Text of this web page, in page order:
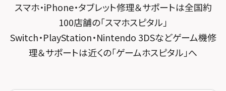
スマホスピタル 神田
スマホスピタル三軒茶屋
スマホスピタル秋葉原
スマホスピタル 京都宇治
スマホスピタル 福知山
スマホスピタル神戸三宮
スマホ・iPhone・タブレット修理＆サポートは全国約
100店舗の「スマホスピタル」
Switch・PlayStation・Nintendo 3DSなどゲーム機修
理＆サポートは近くの「ゲームホスピタル」へ